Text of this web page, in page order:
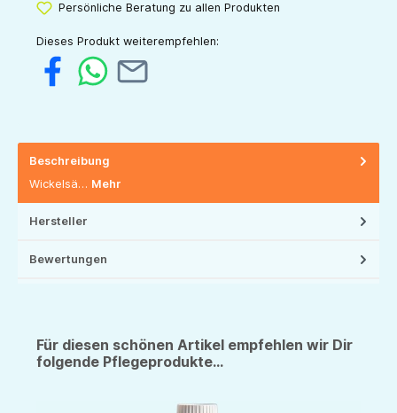
Persönliche Beratung zu allen Produkten
Dieses Produkt weiterempfehlen:
Beschreibung
Wickelsä… Mehr
Hersteller
Bewertungen
Für diesen schönen Artikel empfehlen wir Dir
folgende Pflegeprodukte...